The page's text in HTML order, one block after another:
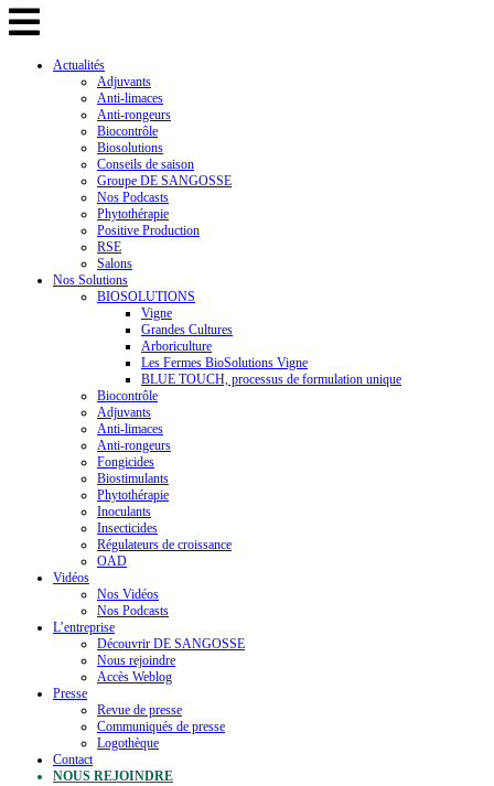
Actualités
Adjuvants
Anti-limaces
Anti-rongeurs
Biocontrôle
Biosolutions
Conseils de saison
Groupe DE SANGOSSE
Nos Podcasts
Phytothérapie
Positive Production
RSE
Salons
Nos Solutions
BIOSOLUTIONS
Vigne
Grandes Cultures
Arboriculture
Les Fermes BioSolutions Vigne
BLUE TOUCH, processus de formulation unique
Biocontrôle
Adjuvants
Anti-limaces
Anti-rongeurs
Fongicides
Biostimulants
Phytothérapie
Inoculants
Insecticides
Régulateurs de croissance
OAD
Vidéos
Nos Vidéos
Nos Podcasts
L’entreprise
Découvrir DE SANGOSSE
Nous rejoindre
Accès Weblog
Presse
Revue de presse
Communiqués de presse
Logothèque
Contact
NOUS REJOINDRE